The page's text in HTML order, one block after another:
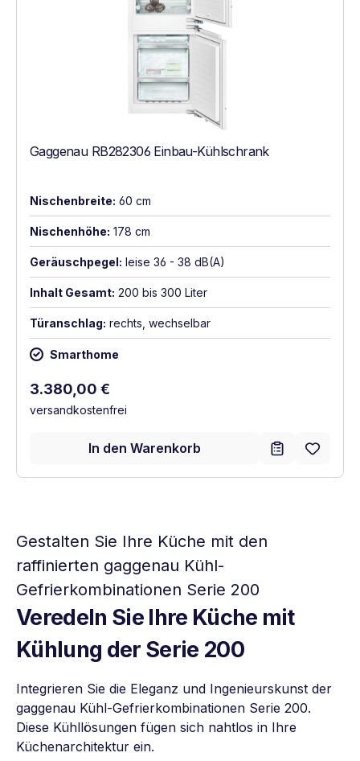
Gaggenau RB282306 Einbau-Kühlschrank
Nischenbreite: 60 cm
Nischenhöhe: 178 cm
Geräuschpegel: leise 36 - 38 dB(A)
Inhalt Gesamt: 200 bis 300 Liter
Türanschlag: rechts, wechselbar
Smarthome
Regulärer Preis:
3.380,00 €
versandkostenfrei
In den Warenkorb
Gestalten Sie Ihre Küche mit den
raffinierten gaggenau Kühl-
Gefrierkombinationen Serie 200
Veredeln Sie Ihre Küche mit
Kühlung der Serie 200
Integrieren Sie die Eleganz und Ingenieurskunst der
gaggenau Kühl-Gefrierkombinationen Serie 200.
Diese Kühllösungen fügen sich nahtlos in Ihre
Küchenarchitektur ein.